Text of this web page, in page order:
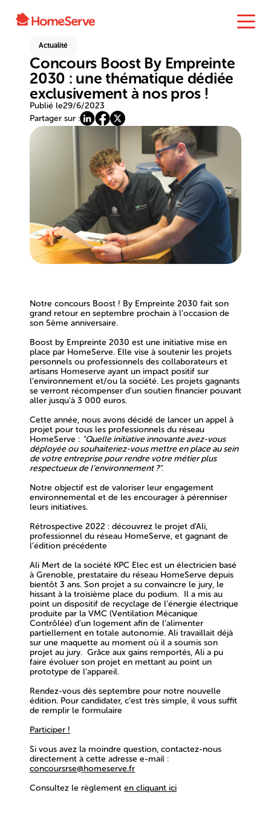
Actualité
Concours Boost By Empreinte
2030 : une thématique dédiée
exclusivement à nos pros !
Publié le29/6/2023
Partager sur :
Notre concours Boost ! By Empreinte 2030 fait son
grand retour en septembre prochain à l’occasion de
son 5ème anniversaire.
Boost by Empreinte 2030 est une initiative mise en
place par HomeServe. Elle vise à soutenir les projets
personnels ou professionnels des collaborateurs et
artisans Homeserve ayant un impact positif sur
l’environnement et/ou la société. Les projets gagnants
se verront récompenser d’un soutien financier pouvant
aller jusqu’à 3 000 euros.
Cette année, nous avons décidé de lancer un appel à
projet pour tous les professionnels du réseau
HomeServe : "Quelle initiative innovante avez-vous
déployée ou souhaiteriez-vous mettre en place au sein
de votre entreprise pour rendre votre métier plus
respectueux de l’environnement ?".
Notre objectif est de valoriser leur engagement
environnemental et de les encourager à pérenniser
leurs initiatives.
Rétrospective 2022 : découvrez le projet d’Ali,
professionnel du réseau HomeServe, et gagnant de
l’édition précédente
Ali Mert de la société KPC Elec est un électricien basé
à Grenoble, prestataire du réseau HomeServe depuis
bientôt 3 ans. Son projet a su convaincre le jury, le
hissant à la troisième place du podium. Il a mis au
point un dispositif de recyclage de l’énergie électrique
produite par la VMC (Ventilation Mécanique
Contrôlée) d’un logement afin de l’alimenter
partiellement en totale autonomie. Ali travaillait déjà
sur une maquette au moment où il a soumis son
projet au jury. Grâce aux gains remportés, Ali a pu
faire évoluer son projet en mettant au point un
prototype de l’appareil.
Rendez-vous dès septembre pour notre nouvelle
édition. Pour candidater, c’est très simple, il vous suffit
de remplir le formulaire
Participer !
Si vous avez la moindre question, contactez-nous
directement à cette adresse e-mail :
concoursrse@homeserve.fr
Consultez le règlement en cliquant ici